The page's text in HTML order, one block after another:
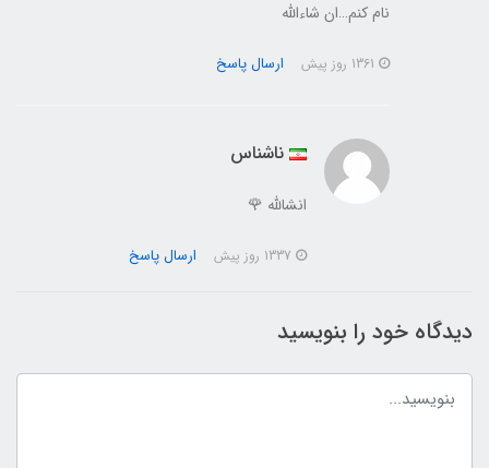
نام کنم…ان شاءالله
ارسال پاسخ
ناشناس
انشالله 🌹
ارسال پاسخ
دیدگاه خود را بنویسید